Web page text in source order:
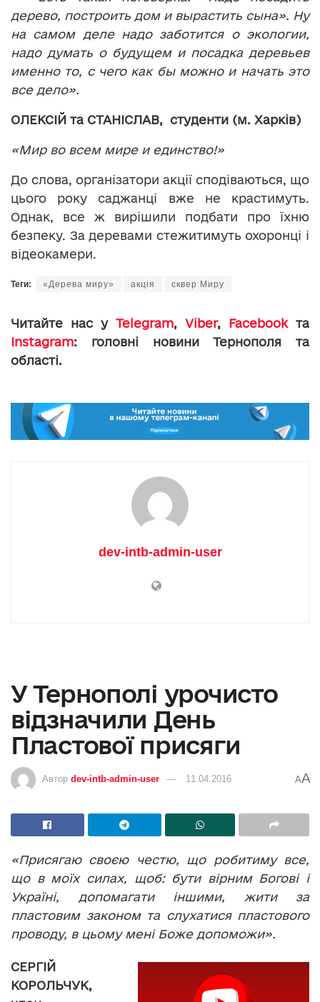
дерево, построить дом и вырастить сына». Ну
на самом деле
надо заботится о экологии,
надо думать о будущем и посадка деревьев
именно то, с чего как бы можно и начать это
все дело».
ОЛЕКСІЙ та СТАНІСЛАВ, студенти (м. Харків)
«Мир во всем мире и единство!»
До слова, організатори акції сподіваються, що
цього року саджанці вже не крастимуть.
Однак, все ж вирішили подбати про їхню
безпеку. За деревами стежитимуть охоронці і
відеокамери.
Теги: «Дерева миру» акція сквер Миру
Читайте нас у Telegram, Viber, Facebookта
Instagram: головні новини Тернополя та
області.
dev-intb-admin-user
У Тернополі урочисто
відзначили День
Пластової присяги
Автор dev-intb-admin-user 11.04.2016 AA
«Присягаю своєю честю, що робитиму все,
що в моїх силах, щоб: бути вірним Богові і
Україні, допомагати іншими, жити за
пластовим законом та слухатися пластового
проводу, в цьому мені Боже допоможи».
СЕРГІЙ
КОРОЛЬЧУК,